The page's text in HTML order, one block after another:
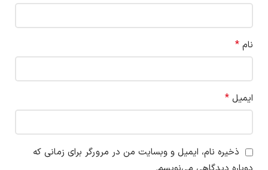
نام *
ایمیل *
ذخیره نام، ایمیل و وبسایت من در مرورگر برای زمانی که